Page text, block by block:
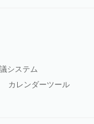
システム
カレンダーツール